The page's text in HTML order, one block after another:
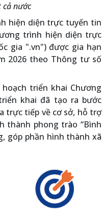
cả nước
hiện diện trực tuyến tin
trình hiện diện trực
gia ".vn") được gia hạn
2026 theo Thông tư số
triển khai Chương
khai đã tạo ra bước
trực tiếp về cơ sở, hỗ trợ
thành phong trào “Bình
góp phần hình thành xã